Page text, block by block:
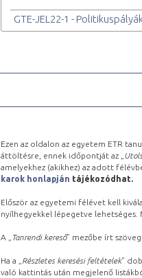
GTE-JEL22-1 -
Ezen az oldalon az egyetem ETR
áttöltésre, ennek időpontját az „
amelyekhez (akikhez) az adott
karok honlapján tájékozódhat.
Először az egyetemi félévet kell
nyílhegyekkel lépegetve
A „ Tanrendi kereső” mezőbe írt
Ha a „ Részletes keresési feltételek”
való kattintás után megjelenő